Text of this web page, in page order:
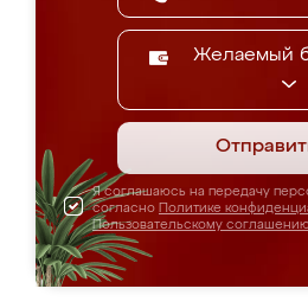
Желаемый
Я соглашаюсь на передачу
согласно Политике
Пользовательскому